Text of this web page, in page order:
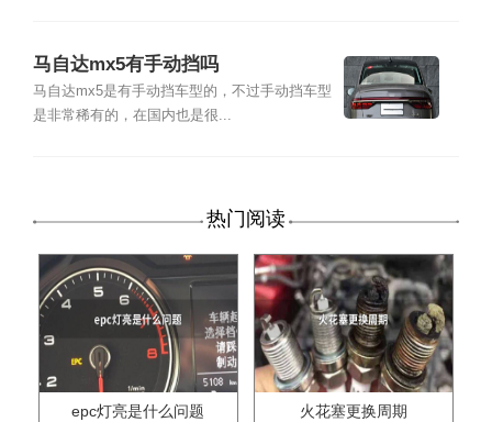
马自达mx5有手动挡吗
马自达mx5是有手动挡车型的，不过手动挡车型
是非常稀有的，在国内也是很...
热门阅读
epc灯亮是什么问题 火花塞更换周期